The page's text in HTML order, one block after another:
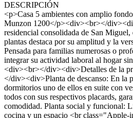
DESCRIPCIÓN
<p>Casa 5 ambientes con amplio
Munzon 1200</p><div><br></
residencial consolidada de San Miguel,
plantas destaca por su amplitud y la
Pensada para familias numerosas o
integrar su actividad laboral al hogar
<div><br></div><div>Detalles de la
</div><div>Planta de descanso: En la
dormitorios uno de ellos en suite con
todos con sus respectivos placards,
comodidad. Planta social y funcional:
cocina y un espacio <br class="Apple-